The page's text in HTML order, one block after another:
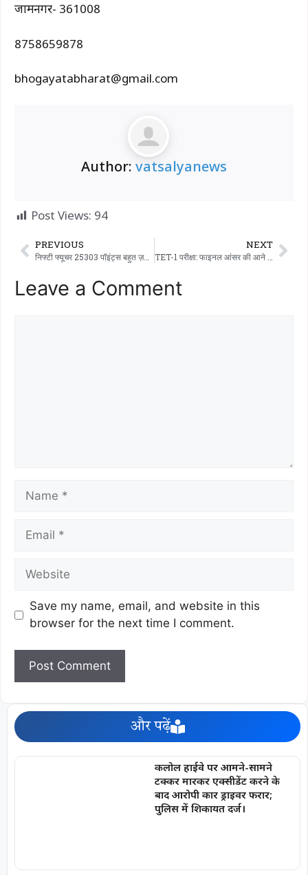
जामनगर- 361008
8758659878
bhogayatabharat@gmail.com
Author: vatsalyanews
Post Views: 94
PREVIOUS
निफ्टी फ्यूचर 25303 पॉइंट्स बहुत ज़रूरी लेवल…!!!
NEXT
TET-1 परीक्षा: फाइनल आंसर की आने के 10 दिन बाद भी रिजल्ट घोषित न होने से कैंडिडेट्स नाराज; भर्ती प्रक्रिया तुरंत शुरू करने की मांग
Leave a Comment
Save my name, email, and website in this
browser for the next time I comment.
और पढ़ें
कलोल हाईवे पर आमने-सामने
टक्कर मारकर एक्सीडेंट करने के
बाद आरोपी कार ड्राइवर फरार;
पुलिस में शिकायत दर्ज।